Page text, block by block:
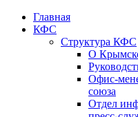
Главная
КФС
Структура КФС
О
Офис-
союза
Отдел